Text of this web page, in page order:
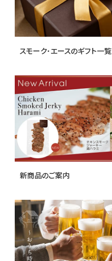
スモーク･エースのギフト一覧
新商品のご案内